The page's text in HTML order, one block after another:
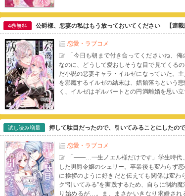
4巻無料 公爵様、悪妻の私はもう放っておいてください 【連載
恋愛・ラブコメ
「今日も朝まで付き合ってくださいね、
なのに、どうして愛おしそうな目で見てくる
だ小説の悪妻キャラ・イルゼになっていた。
を邪魔するイルゼの結末は、娼館落ちという
く、イルゼはギルバートとの円満離婚を思い
踏んだり蹴ったり抱かれたり(?)で散々なイル
きめき必至のラブコメディ！【本商品は単話
収録内容が異なる場合がございます。漫画内
で、ご注意ください。】
試し読み増量 押して駄目だったので、引いてみることにしたの
恋愛・ラブコメ
「――…一生ノエル様だけです」学生時代
した男爵令嬢のシェリー。卒業後も変わらず
に挨拶のように好きだと伝えても関係は変わ
ク“引いてみる”を実践するため、自らに制約
り始めるが…。ま、まさかいきなり求婚さ